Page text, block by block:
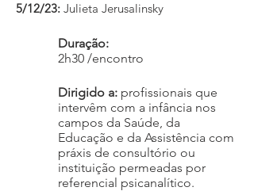
5/12/23: Julieta Jerusalinsky
Duração:
2h30 /encontro
Dirigido a: profissionais que
intervêm com a infância nos
campos da Saúde, da
Educação e da Assistência com
práxis de consultório ou
instituição permeadas por
referencial psicanalítico.